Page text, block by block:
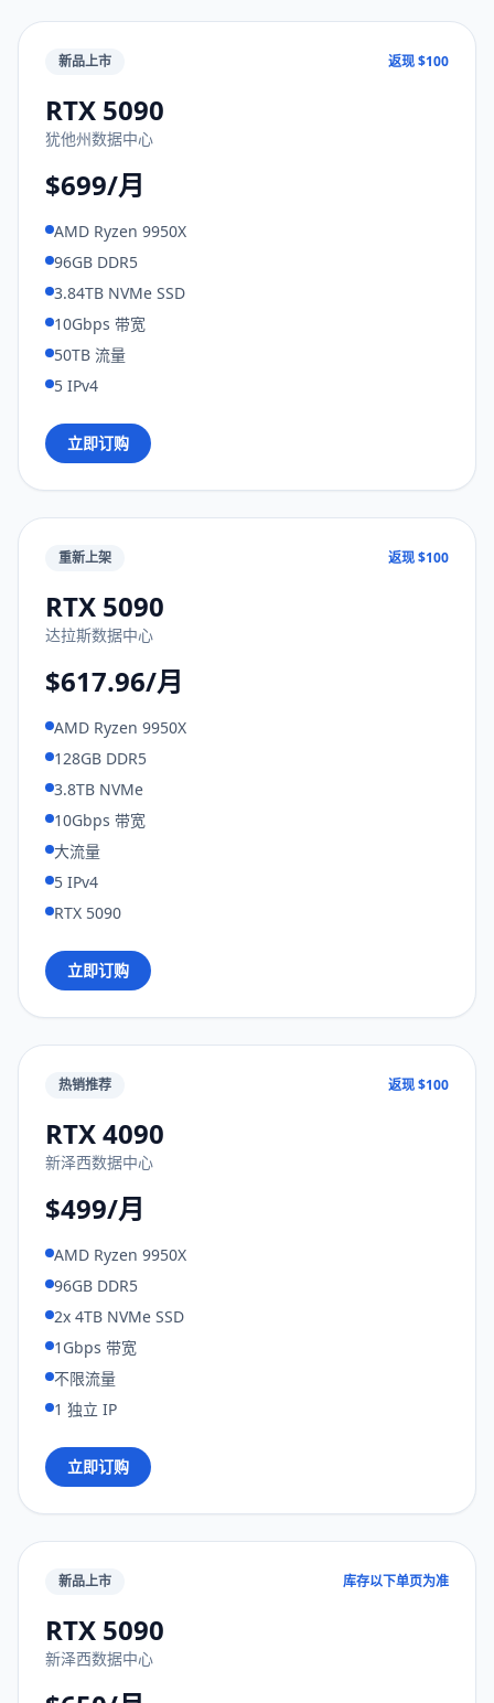
新品上市 返现 $100
RTX 5090
犹他州数据中心
$699/月
AMD Ryzen 9950X
96GB DDR5
3.84TB NVMe SSD
10Gbps 带宽
50TB 流量
5 IPv4
立即订购
重新上架 返现 $100
RTX 5090
达拉斯数据中心
$617.96/月
AMD Ryzen 9950X
128GB DDR5
3.8TB NVMe
10Gbps 带宽
大流量
5 IPv4
RTX 5090
立即订购
热销推荐 返现 $100
RTX 4090
新泽西数据中心
$499/月
AMD Ryzen 9950X
96GB DDR5
2x 4TB NVMe SSD
1Gbps 带宽
不限流量
1 独立 IP
立即订购
新品上市 库存以下单页为准
RTX 5090
新泽西数据中心